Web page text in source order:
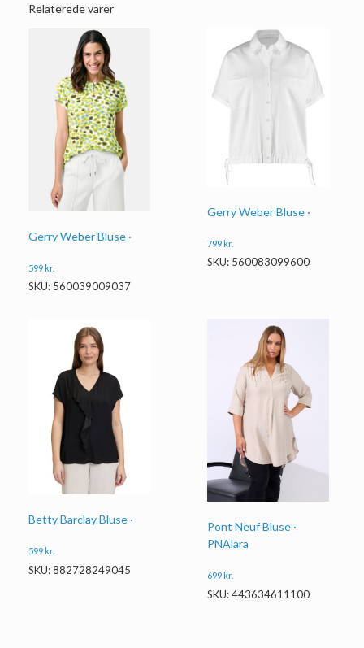
Relaterede varer
Gerry Weber Bluse ·
599kr.
SKU: 560039009037
Gerry Weber Bluse ·
799kr.
SKU: 560083099600
Betty Barclay Bluse ·
599 kr.
SKU: 882728249045
Pont Neuf Bluse ·
PNAlara
699 kr.
SKU: 443634611100